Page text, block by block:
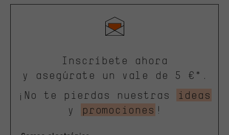
Inscríbete ahora
y asegúrate un vale de 5 €*.
¡No te pierdas nuestras
ideas
y
promociones !